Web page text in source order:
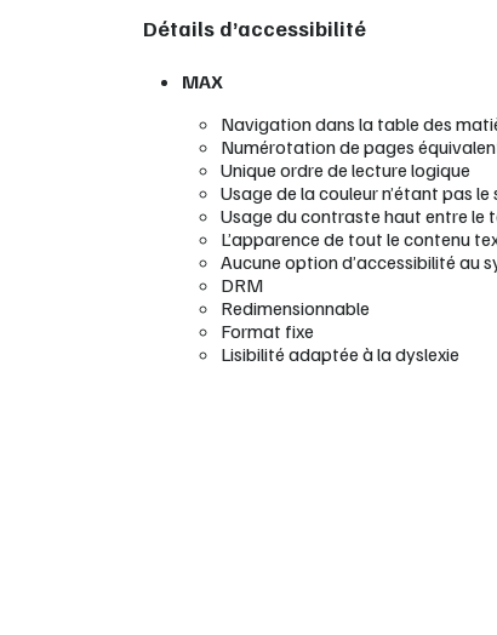
Détails d’accessibilité
MAX
Navigation dans la table des
Numérotation de pages
Unique ordre de lecture logique
Usage de la couleur n’étant pas
Usage du contraste haut entre le
L’apparence de tout le contenu
Aucune option d’accessibilité au
DRM
Redimensionnable
Format fixe
Lisibilité adaptée à la dyslexie